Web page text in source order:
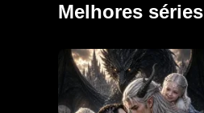
Melhores séries